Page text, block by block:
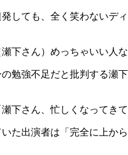
しても、全く笑わないデ
下さん）めっちゃいい人
勉強不足だと批判する瀬
下さん、忙しくなってき
た出演者は「完全に上か